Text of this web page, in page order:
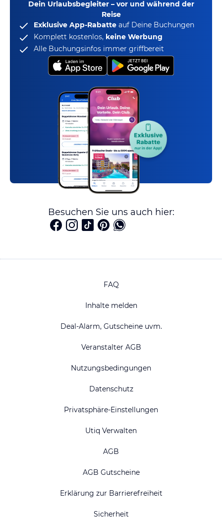
Dein Urlaubsbegleiter – vor und während der
Reise
Exklusive App-Rabatte auf Deine Buchungen
Komplett kostenlos, keine Werbung
Alle Buchungsinfos immer griffbereit
Besuchen Sie uns auch hier:
FAQ
Inhalte melden
Deal-Alarm, Gutscheine uvm.
Veranstalter AGB
Nutzungsbedingungen
Datenschutz
Privatsphäre-Einstellungen
Utiq Verwalten
AGB
AGB Gutscheine
Erklärung zur Barrierefreiheit
Sicherheit